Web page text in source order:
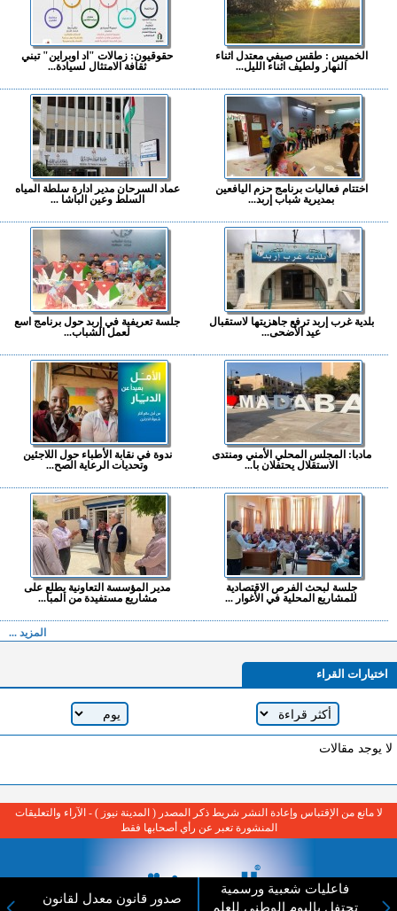
الخميس : طقس صيفي معتدل اثناء
النهار ولطيف اثناء الليل...
حقوقيون: زمالات "اد اوبراين" تبني
ثقافة الامتثال لسيادة...
اختتام فعاليات برنامج حزم اليافعين
بمديرية شباب إربد...
عماد السرحان مدير ادارة سلطة المياه
السلط وعين الباشا ...
بلدية غرب إربد ترفع جاهزيتها لاستقبال
عيد الأضحى...
جلسة تعريفية في إربد حول برنامج اسع
لعمل الشباب...
مادبا: المجلس المحلي الأمني ومنتدى
الاستقلال يحتفلان با...
ندوة في نقابة الأطباء حول اللاجئين
وتحديات الرعاية الصح...
جلسة لبحث الفرص الاقتصادية
للمشاريع المحلية في الأغوار ...
مدير المؤسسة التعاونية يطلع على
مشاريع مستفيدة من المبا...
المزيد ...
اختيارات القراء
لا يوجد مقالات
فاعليات شعبية ورسمية
تحتفل باليوم الوطني للعلم
صدور قانون معدل لقانون
لا مانع من الإقتباس وإعادة النشر شريط ذكر المصدر ( المدينة نيوز ) - الآراء والتعليقات
المنشورة تعبر عن رأي أصحابها فقط